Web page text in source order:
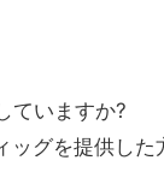
ていますか?
グを提供した